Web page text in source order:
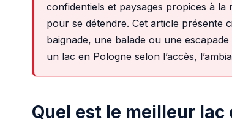
confidentiels et paysages propices à la
pour se détendre. Cet article présente
baignade, une balade ou une
un lac en Pologne selon l’accès,
Quel est le meilleur lac